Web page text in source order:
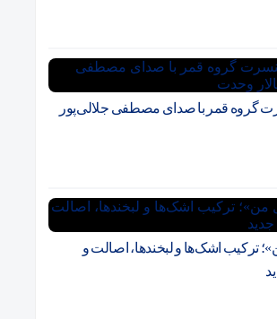
گروه قمر با صدای مصطفی جلالی‌پور
ترکیب اشک‌ها و لبخندها، اصالت و